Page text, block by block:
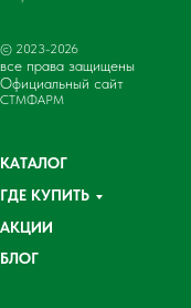
© 2023-2026
все права защищены
Официальный сайт
СТМФАРМ
КАТАЛОГ
ГДЕ КУПИТЬ
АКЦИИ
БЛОГ